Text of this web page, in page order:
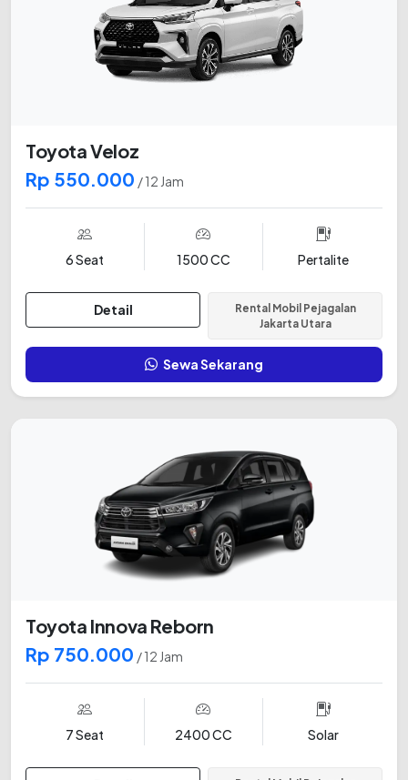
Toyota Veloz
Rp 550.000 / 12 Jam
6 Seat 1500 CC Pertalite
Detail
Rental Mobil Pejagalan
Jakarta Utara
Sewa Sekarang
Toyota Innova Reborn
Rp 750.000 / 12 Jam
7 Seat 2400 CC Solar